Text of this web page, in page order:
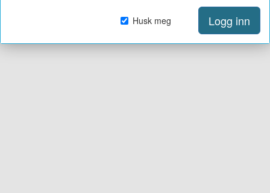
Husk meg Logg inn